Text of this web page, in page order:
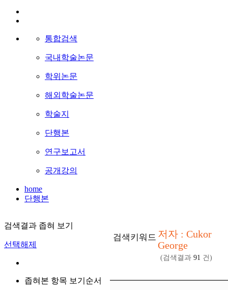
통합검색
국내학술논문
학위논문
해외학술논문
학술지
단행본
연구보고서
공개강의
home
단행본
검색결과 좁혀 보기
선택해제
좁혀본 항목 보기순서
검색키워드 저자 : Cukor
George
(검색결과 91 건)